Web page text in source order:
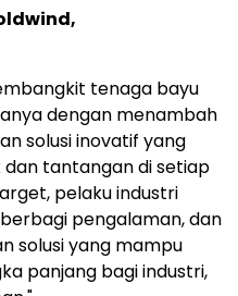
tenaga bayu
dengan menambah
solusi inovatif yang
tantangan di setiap
pelaku industri
pengalaman, dan
solusi yang mampu
panjang bagi industri,